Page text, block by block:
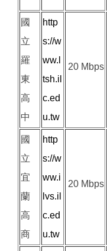
國
立
羅
東
高
中
http
s://w
ww.l
tsh.il
c.ed
u.tw
20 Mbps
國
立
宜
蘭
高
商
http
s://w
ww.i
lvs.il
c.ed
u.tw
20 Mbps